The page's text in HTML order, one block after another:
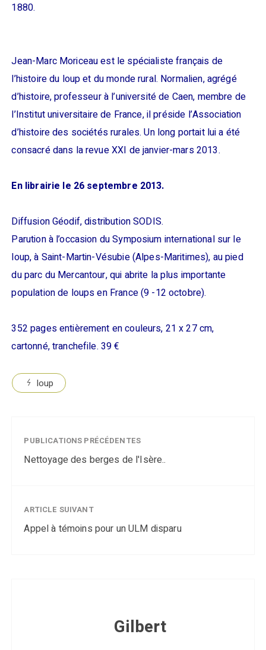
1880.
Jean-Marc Moriceau est le spécialiste français de
l’histoire du loup et du monde rural. Normalien, agrégé
d’histoire, professeur à l’université de Caen, membre de
l’Institut universitaire de France, il préside l’Association
d’histoire des sociétés rurales. Un long portait lui a été
consacré dans la revue XXI de janvier-mars 2013.
En librairie le 26 septembre 2013.
Diffusion Géodif, distribution SODIS.
Parution à l’occasion du Symposium international sur le
loup, à Saint-Martin-Vésubie (Alpes-Maritimes), au pied
du parc du Mercantour, qui abrite la plus importante
population de loups en France (9 -12 octobre).
352 pages entièrement en couleurs, 21 x 27 cm,
cartonné, tranchefile. 39 €
loup
PUBLICATIONS PRÉCÉDENTES
Nettoyage des berges de l'Isère..
ARTICLE SUIVANT
Appel à témoins pour un ULM disparu
Gilbert